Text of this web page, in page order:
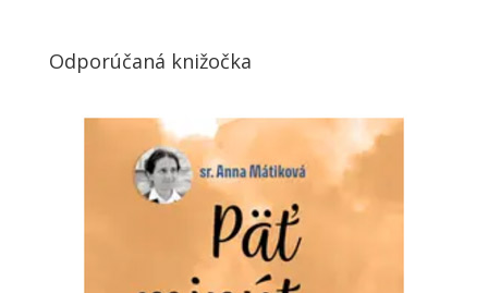
Odporúčaná knižočka